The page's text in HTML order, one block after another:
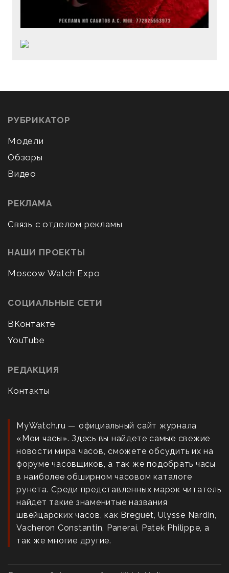
РУБРИКАТОР
Модели
Обзоры
Видео
РЕКЛАМА
Связь с отделом рекламы
НАШИ ПРОЕКТЫ
Moscow Watch Expo
СОЦИАЛЬНЫЕ СЕТИ
ВКонтакте
YouTube
РЕДАКЦИЯ
Контакты
MyWatch.ru — официальный сайт журнала
«Мои часы». Здесь вы найдете самые свежие
новости мира часов, сможете обсудить их на
форуме часовщиков, а так же подобрать часы
в наиболее обширном часовом каталоге
рунета. Среди представленных марок читатель
найдет такие знаменитые названия
швейцарских часов, как Breguet, Ulysse Nardin,
Vacheron Constantin, Panerai, Patek Philippe, а
так же многие другие.